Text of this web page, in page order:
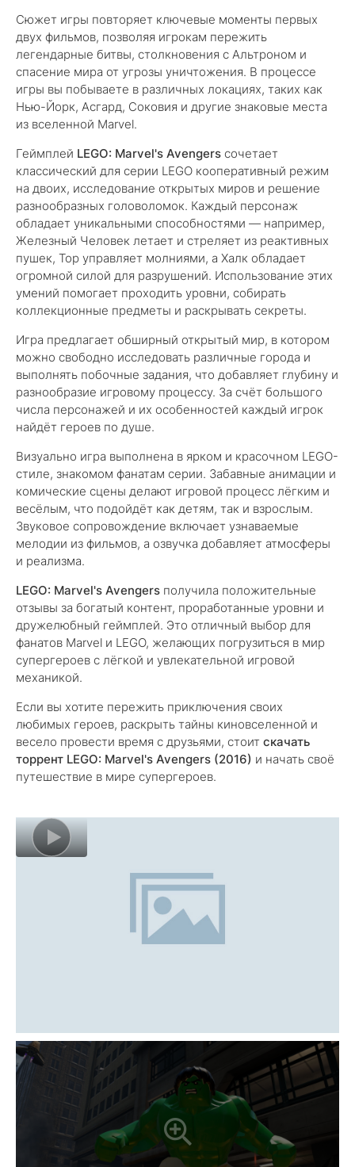
Сюжет игры повторяет ключевые моменты первых
двух фильмов, позволяя игрокам пережить
легендарные битвы, столкновения с Альтроном и
спасение мира от угрозы уничтожения. В процессе
игры вы побываете в различных локациях, таких как
Нью-Йорк, Асгард, Соковия и другие знаковые места
из вселенной Marvel.
Геймплей LEGO: Marvel's Avengers сочетает
классический для серии LEGO кооперативный режим
на двоих, исследование открытых миров и решение
разнообразных головоломок. Каждый персонаж
обладает уникальными способностями — например,
Железный Человек летает и стреляет из реактивных
пушек, Тор управляет молниями, а Халк обладает
огромной силой для разрушений. Использование этих
умений помогает проходить уровни, собирать
коллекционные предметы и раскрывать секреты.
Игра предлагает обширный открытый мир, в котором
можно свободно исследовать различные города и
выполнять побочные задания, что добавляет глубину и
разнообразие игровому процессу. За счёт большого
числа персонажей и их особенностей каждый игрок
найдёт героев по душе.
Визуально игра выполнена в ярком и красочном LEGO-
стиле, знакомом фанатам серии. Забавные анимации и
комические сцены делают игровой процесс лёгким и
весёлым, что подойдёт как детям, так и взрослым.
Звуковое сопровождение включает узнаваемые
мелодии из фильмов, а озвучка добавляет атмосферы
и реализма.
LEGO: Marvel's Avengers получила положительные
отзывы за богатый контент, проработанные уровни и
дружелюбный геймплей. Это отличный выбор для
фанатов Marvel и LEGO, желающих погрузиться в мир
супергероев с лёгкой и увлекательной игровой
механикой.
Если вы хотите пережить приключения своих
любимых героев, раскрыть тайны киновселенной и
весело провести время с друзьями, стоит скачать
торрент LEGO: Marvel's Avengers (2016) и начать своё
путешествие в мире супергероев.